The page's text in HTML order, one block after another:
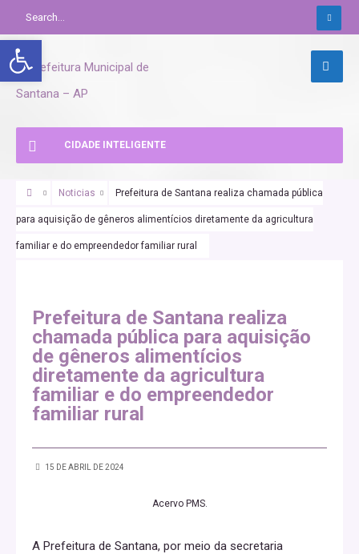
Abrir a barra de ferramentas
CIDADE INTELIGENTE
Noticias Prefeitura de Santana realiza chamada pública
para aquisição de gêneros alimentícios diretamente da agricultura
familiar e do empreendedor familiar rural
Prefeitura de Santana realiza
chamada pública para aquisição
de gêneros alimentícios
diretamente da agricultura
familiar e do empreendedor
familiar rural
15 DE ABRIL DE 2024
Acervo PMS.
A Prefeitura de Santana, por meio da secretaria